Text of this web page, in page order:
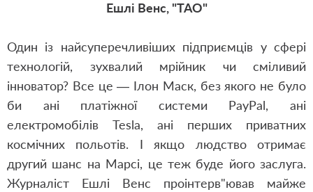
Ешлі Венс, "ТАО"
Один із найсуперечливіших підприємців у сфері
технологій, зухвалий мрійник чи сміливий
інноватор? Все це — Ілон Маск, без якого не було
би ані платіжної системи PayPal, ані
електромобілів Tesla, ані перших приватних
космічних польотів. І якщо людство отримає
другий шанс на Марсі, це теж буде його заслуга.
Журналіст Ешлі Венс проінтерв"ював майже